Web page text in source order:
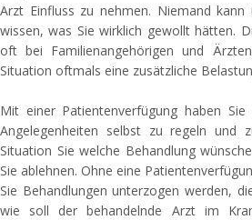
Arzt Einfluss zu nehmen. Niemand
wissen, was Sie wirklich gewollt hätten.
oft bei Familienangehörigen und
Situation oftmals eine zusätzliche
Mit einer Patientenverfügung haben
Angelegenheiten selbst zu regeln und
Situation Sie welche Behandlung
Sie ablehnen. Ohne eine
Sie Behandlungen unterzogen werden,
wie soll der behandelnde Arzt im